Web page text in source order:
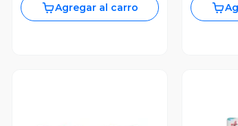
Agregar al carro